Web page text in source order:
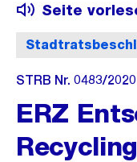
Seite
STRB Nr. 0483/2020
ERZ